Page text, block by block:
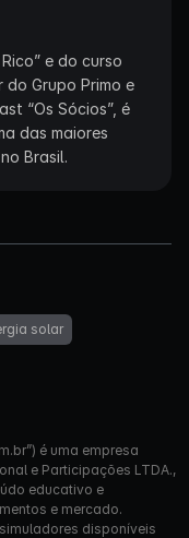
e do curso
do Grupo Primo e
“Os Sócios”, é
das maiores
Brasil.
solar
é uma empresa
e Participações LTDA.,
educativo e
e mercado.
disponíveis